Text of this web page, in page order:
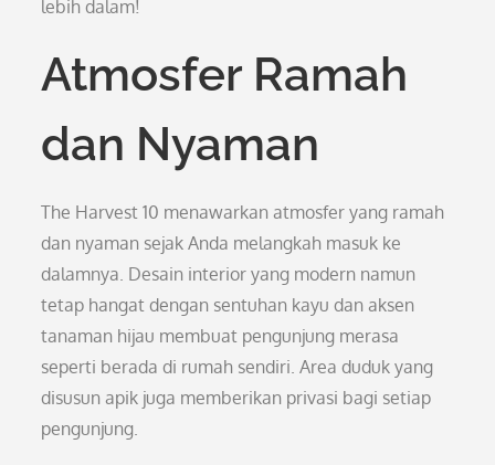
lebih dalam!
Atmosfer Ramah
dan Nyaman
The Harvest 10 menawarkan atmosfer yang ramah
dan nyaman sejak Anda melangkah masuk ke
dalamnya. Desain interior yang modern namun
tetap hangat dengan sentuhan kayu dan aksen
tanaman hijau membuat pengunjung merasa
seperti berada di rumah sendiri. Area duduk yang
disusun apik juga memberikan privasi bagi setiap
pengunjung.